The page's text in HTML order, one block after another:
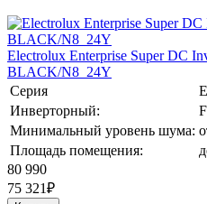
Electrolux Enterprise Super DC
BLACK/N8_24Y
Серия
Инверторный:
Минимальный уровень шума:
Площадь помещения:
80 990
75 321₽